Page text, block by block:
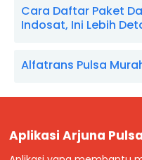
Cara Daftar Paket
Indosat, Ini Lebih
Alfatrans Pulsa
Aplikasi Arjuna Pulsa